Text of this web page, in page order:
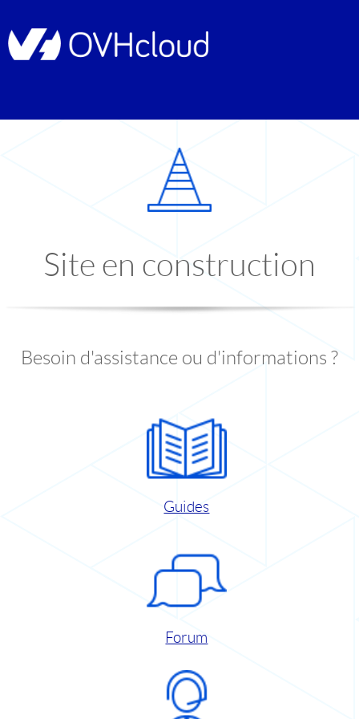
Site en construction
Besoin d'assistance ou d'informations ?
Guides
Forum